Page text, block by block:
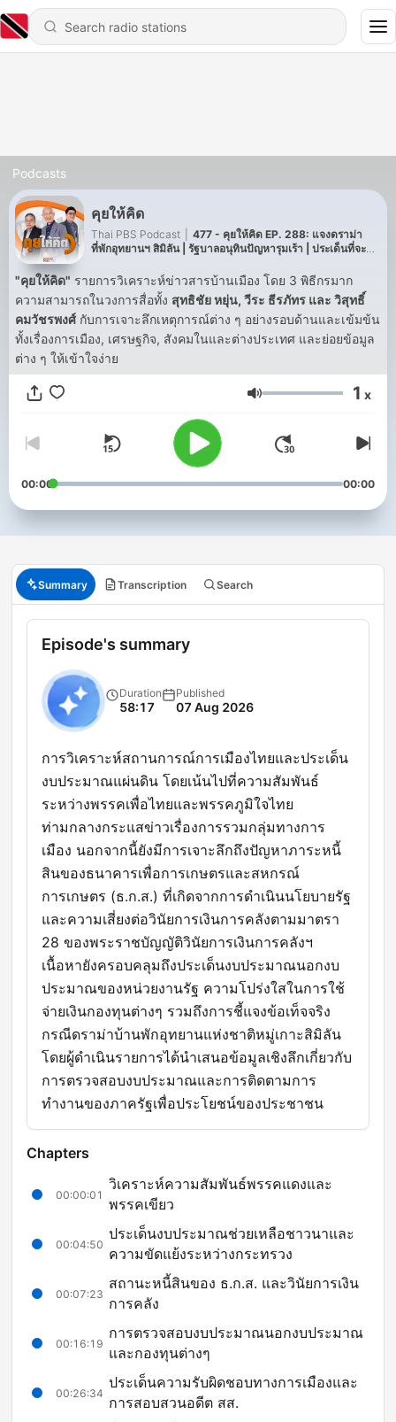
Podcasts
คุยให้คิด
Thai PBS Podcast
477 - คุยให้คิด EP. 288: แจงดราม่า
ที่พักอุทยานฯ สิมิลัน | รัฐบาลอนุทินปัญหารุมเร้า | ประเด็นที่จะขัด
"คุยให้คิด" รายการวิเคราะห์ข่าวสารบ้านเมือง โดย 3 พิธีกรมาก
ความสามารถในวงการสื่อทั้ง สุทธิชัย หยุ่น, วีระ ธีรภัทร และ วิสุทธิ์
คมวัชรพงศ์กับการเจาะลึกเหตุการณ์ต่าง ๆ อย่างรอบด้านและเข้มข้น
ทั้งเรื่องการเมือง, เศรษฐกิจ, สังคมในและต่างประเทศ และย่อยข้อมูล
ต่าง ๆ ให้เข้าใจง่าย
Volume 1 x
00:00 00:00
Summary Transcription Search
Episode's summary
Duration
58:17
Published
07 Aug 2026
การวิเคราะห์สถานการณ์การเมืองไทยและประเด็น
งบประมาณแผ่นดิน โดยเน้นไปที่ความสัมพันธ์
ระหว่างพรรคเพื่อไทยและพรรคภูมิใจไทย
ท่ามกลางกระแสข่าวเรื่องการรวมกลุ่มทางการ
เมือง นอกจากนี้ยังมีการเจาะลึกถึงปัญหาภาระหนี้
สินของธนาคารเพื่อการเกษตรและสหกรณ์
การเกษตร (ธ.ก.ส.) ที่เกิดจากการดำเนินนโยบายรัฐ
และความเสี่ยงต่อวินัยการเงินการคลังตามมาตรา
28 ของพระราชบัญญัติวินัยการเงินการคลังฯ
เนื้อหายังครอบคลุมถึงประเด็นงบประมาณนอกงบ
ประมาณของหน่วยงานรัฐ ความโปร่งใสในการใช้
จ่ายเงินกองทุนต่างๆ รวมถึงการชี้แจงข้อเท็จจริง
กรณีดราม่าบ้านพักอุทยานแห่งชาติหมู่เกาะสิมิลัน
โดยผู้ดำเนินรายการได้นำเสนอข้อมูลเชิงลึกเกี่ยวกับ
การตรวจสอบงบประมาณและการติดตามการ
ทำงานของภาครัฐเพื่อประโยชน์ของประชาชน
Chapters
00:00:01
วิเคราะห์ความสัมพันธ์พรรคแดงและ
พรรคเขียว
00:04:50
ประเด็นงบประมาณช่วยเหลือชาวนาและ
ความขัดแย้งระหว่างกระทรวง
00:07:23
สถานะหนี้สินของ ธ.ก.ส. และวินัยการเงิน
การคลัง
00:16:19
การตรวจสอบงบประมาณนอกงบประมาณ
และกองทุนต่างๆ
00:26:34
ประเด็นความรับผิดชอบทางการเมืองและ
การสอบสวนอดีต สส.